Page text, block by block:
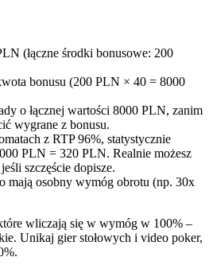
(łączne środki bonusowe: 200
bonusu (200 PLN × 40 = 8000
o łącznej wartości 8000 PLN, zanim
wygrane z bonusu.
z RTP 96%, statystycznie
PLN = 320 PLN. Realnie możesz
szczęście dopisze.
mają osobny wymóg obrotu (np. 30x
wliczają się w wymóg w 100% –
Unikaj gier stołowych i video poker,